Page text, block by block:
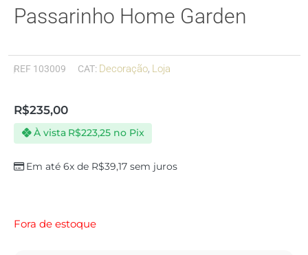
Passarinho Home Garden
REF 103009 CAT: Decoração, Loja
R$235,00
Em até 6x de R$39,17 sem juros
À vista R$223,25 no Pix
Fora de estoque